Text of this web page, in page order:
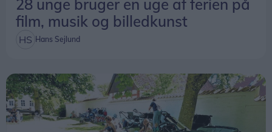
28 unge bruger en uge af ferien på
film, musik og billedkunst
Hans Sejlund